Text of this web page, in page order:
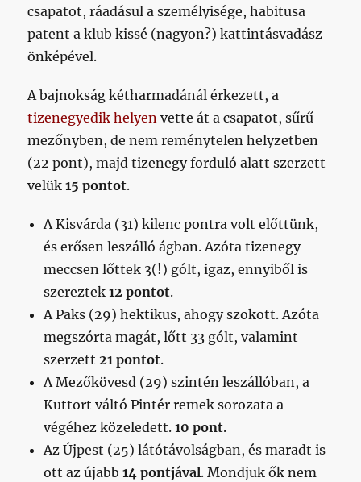
csapatot, ráadásul a személyisége, habitusa
patent a klub kissé (nagyon?) kattintásvadász
önképével.
A bajnokság kétharmadánál érkezett, a
tizenegyedik helyen vette át a csapatot, sűrű
mezőnyben, de nem reménytelen helyzetben
(22 pont), majd tizenegy forduló alatt szerzett
velük15 pontot.
A Kisvárda (31) kilenc pontra volt előttünk,
és erősen leszálló ágban. Azóta tizenegy
meccsen lőttek 3(!) gólt, igaz, ennyiből is
szereztek12 pontot.
A Paks (29) hektikus, ahogy szokott. Azóta
megszórta magát, lőtt 33 gólt, valamint
szerzett21 pontot.
A Mezőkövesd (29) szintén leszállóban, a
Kuttort váltó Pintér remek sorozata a
végéhez közeledett.10 pont.
Az Újpest (25) látótávolságban, és maradt is
ott az újabb14 pontjával. Mondjuk ők nem